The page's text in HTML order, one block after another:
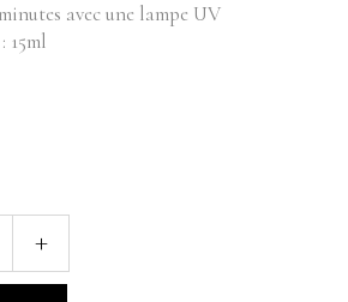
avec une lampe UV
15ml
+